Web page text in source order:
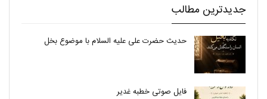
جدیدترین مطالب
حدیث حضرت علی علیه السلام با موضوع بخل
فایل صوتی خطبه غدیر